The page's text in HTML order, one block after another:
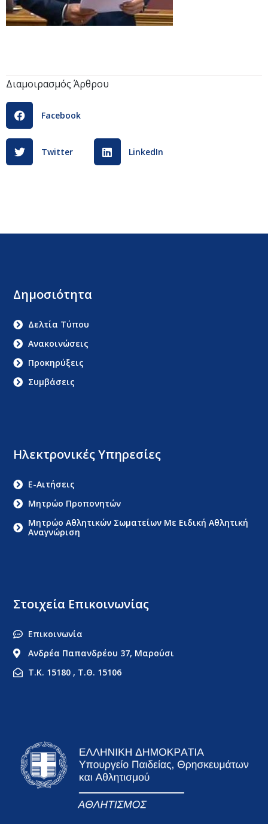
Διαμοιρασμός Άρθρου
Facebook
Twitter LinkedIn
Στοιχεία Επικοινωνίας
Επικοινωνία
Ανδρέα Παπανδρέου 37, Μαρούσι
Τ.Κ. 15180 , Τ.Θ. 15106
Ηλεκτρονικές Υπηρεσίες
E-Αιτήσεις
Μητρώο Προπονητών
Μητρώο Αθλητικών Σωματείων Με Ειδική Αθλητική
Αναγνώριση
Δημοσιότητα
Δελτία Τύπου
Ανακοινώσεις
Προκηρύξεις
Συμβάσεις